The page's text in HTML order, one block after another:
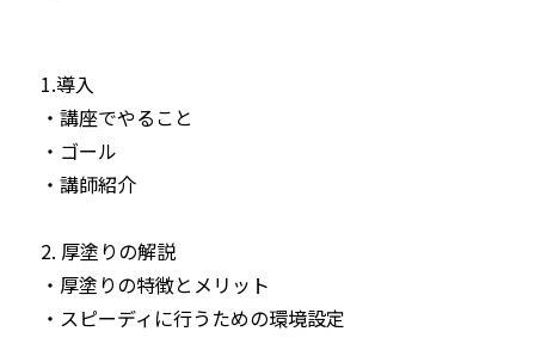
1.導入
・講座でやること
・ゴール
・講師紹介
2. 厚塗りの解説
・厚塗りの特徴とメリット
・スピーディに行うための環境設定